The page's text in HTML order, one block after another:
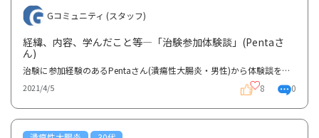
Gコミュニティ (スタッフ)
経緯、内容、学んだこと等―「治験参加体験談」(Pentaさ
ん)
治験に参加経験のあるPentaさん(潰瘍性大腸炎・男性)から体験談を寄稿いただきました。治験については具...
2021/4/5 8 0